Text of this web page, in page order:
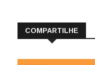
COMPARTILHE